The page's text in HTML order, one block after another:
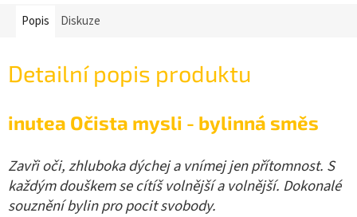
Popis Diskuze
Detailní popis produktu
inutea Očista mysli - bylinná směs
Zavři oči, zhluboka dýchej a vnímej jen přítomnost. S
každým douškem se cítíš volnější a volnější. Dokonalé
souznění bylin pro pocit svobody.